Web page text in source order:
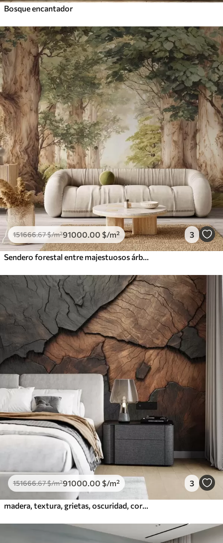
Bosque encantador
151666.67$/m²91000 .00 $/m² 3
151666.67$/m²91000 .00 $/m² 3